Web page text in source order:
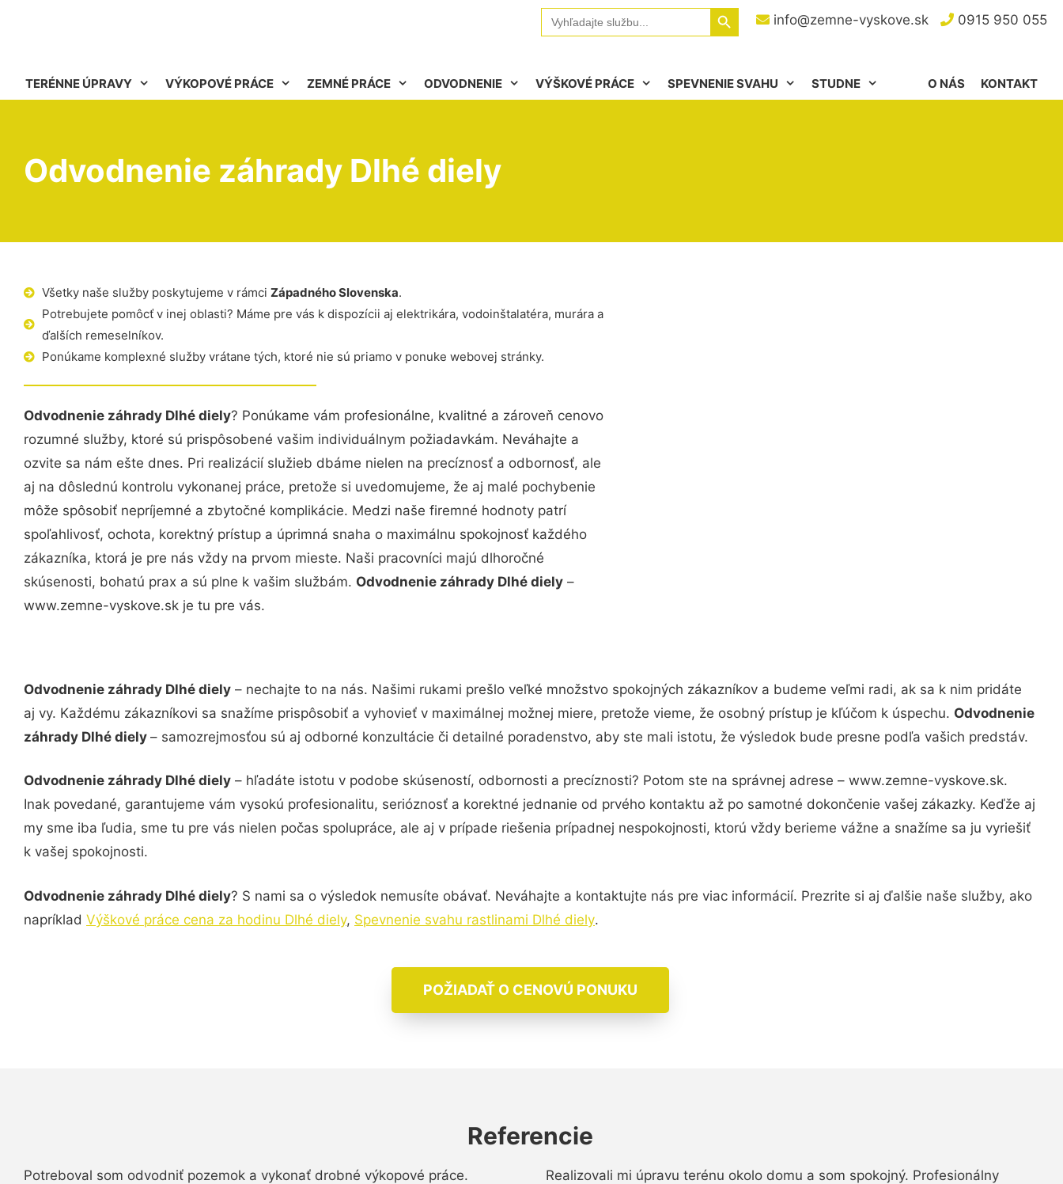
info@zemne-vyskove.sk 0915 950 055
Search
for:
Search Button
TERÉNNE ÚPRAVY VÝKOPOVÉ PRÁCE ZEMNÉ PRÁCE ODVODNENIE VÝŠKOVÉ PRÁCE SPEVNENIE SVAHU STUDNE KONTAKT
O NÁS
Odvodnenie záhrady Dlhé diely
Všetky naše služby poskytujeme v rámci Západného Slovenska.
Potrebujete pomôcť v inej oblasti? Máme pre vás k dispozícii aj elektrikára, vodoinštalatéra, murára a
ďalších remeselníkov.
Ponúkame komplexné služby vrátane tých, ktoré nie sú priamo v ponuke webovej stránky.
Odvodnenie záhrady Dlhé diely? Ponúkame vám profesionálne, kvalitné a zároveň cenovo
rozumné služby, ktoré sú prispôsobené vašim individuálnym požiadavkám. Neváhajte a
ozvite sa nám ešte dnes. Pri realizácií služieb dbáme nielen na precíznosť a odbornosť, ale
aj na dôslednú kontrolu vykonanej práce, pretože si uvedomujeme, že aj malé pochybenie
môže spôsobiť nepríjemné a zbytočné komplikácie. Medzi naše firemné hodnoty patrí
spoľahlivosť, ochota, korektný prístup a úprimná snaha o maximálnu spokojnosť každého
zákazníka, ktorá je pre nás vždy na prvom mieste. Naši pracovníci majú dlhoročné
skúsenosti, bohatú prax a sú plne k vašim službám. Odvodnenie záhrady Dlhé diely –
www.zemne-vyskove.sk je tu pre vás.
Odvodnenie záhrady Dlhé diely – nechajte to na nás. Našimi rukami prešlo veľké množstvo spokojných zákazníkov a budeme veľmi radi, ak sa k nim pridáte
aj vy. Každému zákazníkovi sa snažíme prispôsobiť a vyhovieť v maximálnej možnej miere, pretože vieme, že osobný prístup je kľúčom k úspechu. Odvodnenie
záhrady Dlhé diely – samozrejmosťou sú aj odborné konzultácie či detailné poradenstvo, aby ste mali istotu, že výsledok bude presne podľa vašich predstáv.
Odvodnenie záhrady Dlhé diely – hľadáte istotu v podobe skúseností, odbornosti a precíznosti? Potom ste na správnej adrese – www.zemne-vyskove.sk.
Inak povedané, garantujeme vám vysokú profesionalitu, serióznosť a korektné jednanie od prvého kontaktu až po samotné dokončenie vašej zákazky. Keďže aj
my sme iba ľudia, sme tu pre vás nielen počas spolupráce, ale aj v prípade riešenia prípadnej nespokojnosti, ktorú vždy berieme vážne a snažíme sa ju vyriešiť
k vašej spokojnosti.
Odvodnenie záhrady Dlhé diely? S nami sa o výsledok nemusíte obávať. Neváhajte a kontaktujte nás pre viac informácií. Prezrite si aj ďalšie naše služby, ako
napríklad Výškové práce cena za hodinu Dlhé diely, Spevnenie svahu rastlinami Dlhé diely.
POŽIADAŤ O CENOVÚ PONUKU
Referencie
Potreboval som odvodniť pozemok a vykonať drobné výkopové práce.
Realizovali mi úpravu terénu okolo domu a som spokojný. Profesionálny